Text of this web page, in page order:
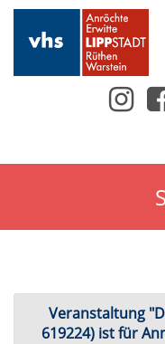
Veranstaltung
619224) ist für